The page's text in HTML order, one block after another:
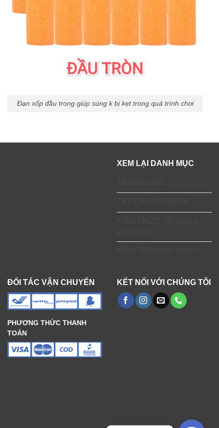
Đạn xốp đầu trong giúp súng k bị kẹt trong quá trình chơi
XEM LẠI DANH MỤC
ĐỐI TÁC VẬN CHUYỂN
PHƯƠNG THỨC THANH
TOÁN
KẾT NỐI VỚI CHÚNG TÔI